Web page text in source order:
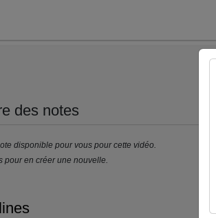
des notes
disponible pour vous pour cette vidéo.
pour en créer une nouvelle.